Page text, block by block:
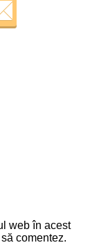
web în acest
comentez.